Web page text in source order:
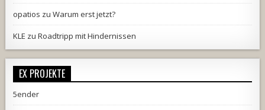
opatios zuWarum erst jetzt?
KLE zuRoadtripp mit Hindernissen
EX PROJEKTE
5ender